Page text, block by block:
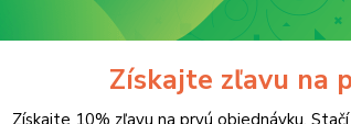
Senzor zrážok Rain Sensor Smart+ Rainpoint
Senzor zrážok Rain
Získajte zľavu na
Získajte 10% zľavu na prvú objednávku.